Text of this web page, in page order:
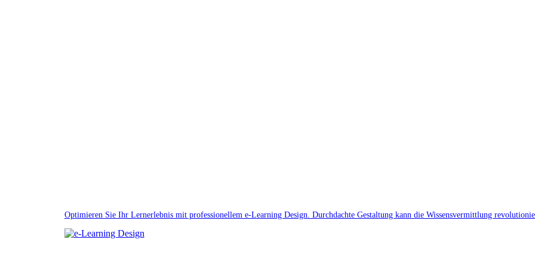
Optimieren Sie Ihr Lernerlebnis mit professionellem e-Learning Design. Durchdachte Gestaltung kann die Wissensvermittlung